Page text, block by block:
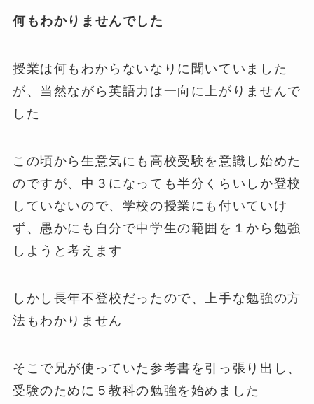
何もわかりませんでした
授業は何もわからないなりに聞いていました
が、当然ながら英語力は一向に上がりませんで
した
この頃から生意気にも高校受験を意識し始めた
のですが、中３になっても半分くらいしか登校
していないので、学校の授業にも付いていけ
ず、愚かにも自分で中学生の範囲を１から勉強
しようと考えます
しかし長年不登校だったので、上手な勉強の方
法もわかりません
そこで兄が使っていた参考書を引っ張り出し、
受験のために５教科の勉強を始めました